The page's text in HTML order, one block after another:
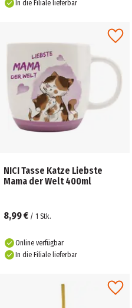
In die Filiale lieferbar
NICI Tasse Katze Liebste
Mama der Welt 400ml
8,99 € / 1 Stk.
Online verfügbar
In die Filiale lieferbar